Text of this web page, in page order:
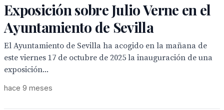
Exposición sobre Julio Verne en el
Ayuntamiento de Sevilla
El Ayuntamiento de Sevilla ha acogido en la mañana de
este viernes 17 de octubre de 2025 la inauguración de una
exposición...
hace 9 meses